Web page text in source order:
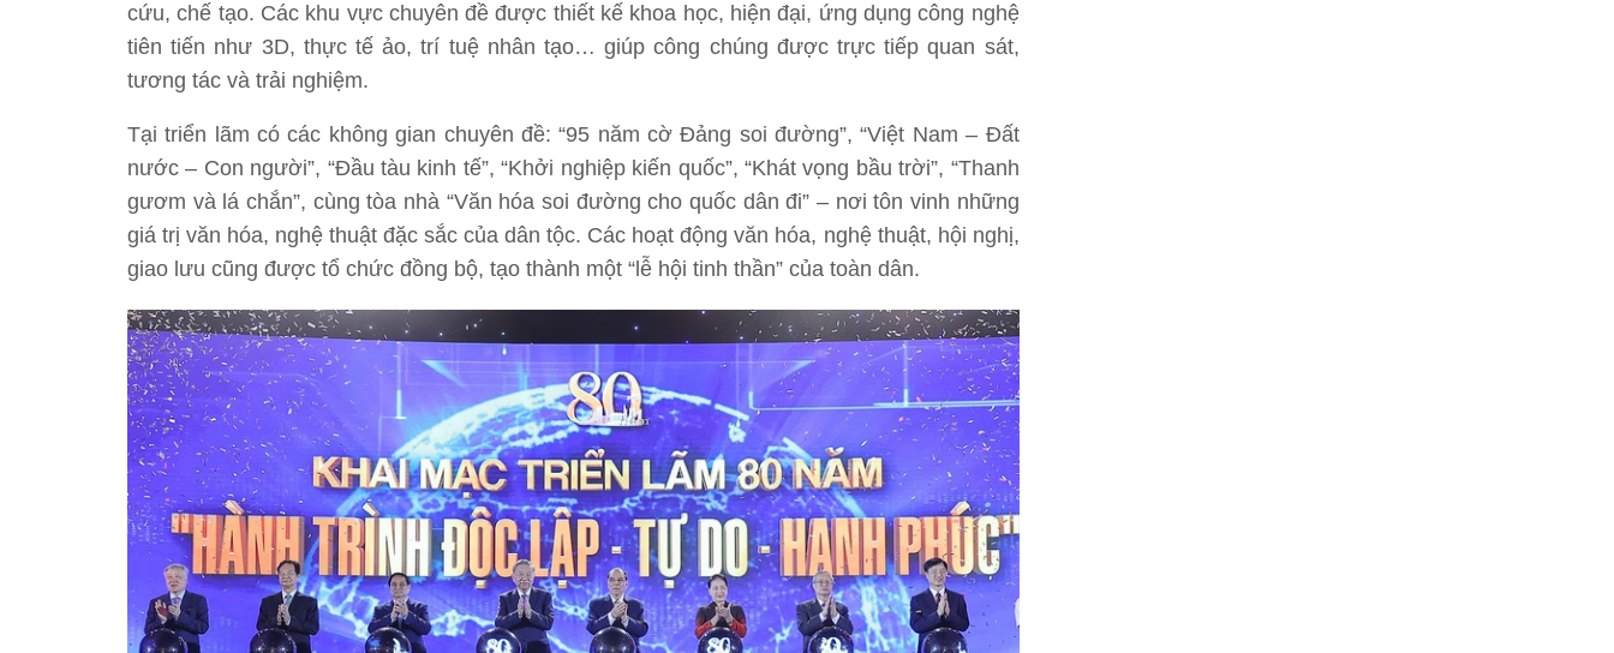
cứu, chế tạo. Các khu vực chuyên đề được thiết kế khoa học, hiện đại, ứng dụng công nghệ
tiên tiến như 3D, thực tế ảo, trí tuệ nhân tạo… giúp công chúng được trực tiếp quan sát,
tương tác và trải nghiệm.
Tại triển lãm có các không gian chuyên đề: “95 năm cờ Đảng soi đường”, “Việt Nam – Đất
nước – Con người”, “Đầu tàu kinh tế”, “Khởi nghiệp kiến quốc”, “Khát vọng bầu trời”, “Thanh
gươm và lá chắn”, cùng tòa nhà “Văn hóa soi đường cho quốc dân đi” – nơi tôn vinh những
giá trị văn hóa, nghệ thuật đặc sắc của dân tộc. Các hoạt động văn hóa, nghệ thuật, hội nghị,
giao lưu cũng được tổ chức đồng bộ, tạo thành một “lễ hội tinh thần” của toàn dân.